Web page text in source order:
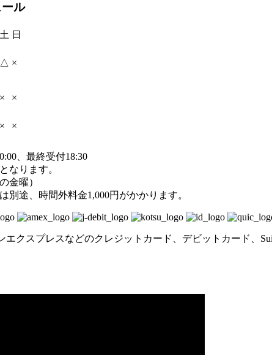
ル
土 日
△ ×
× ×
× ×
、最終受付18:30
なります。
金曜）
途、時間外料金1,000円がかかります。
エクスプレスなどのクレジットカード、デビットカード、